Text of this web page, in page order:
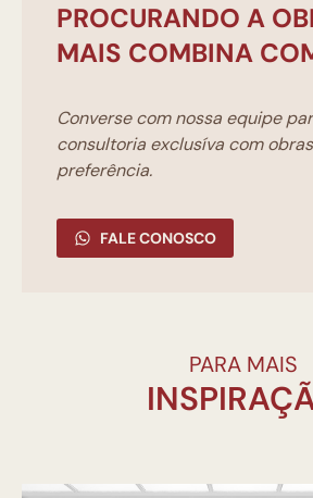
PROCURANDO A
MAIS COMBINA
Converse com nossa equipe
consultoria exclusíva com
preferência.
FALE CONOSCO
PARA MAIS